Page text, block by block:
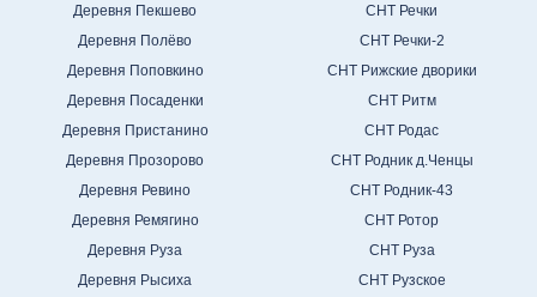
Деревня Пекшево
Деревня Полёво
Деревня Поповкино
Деревня Посаденки
Деревня Пристанино
Деревня Прозорово
Деревня Ревино
Деревня Ремягино
Деревня Руза
Деревня Рысиха
СНТ Речки
СНТ Речки-2
СНТ Рижские дворики
СНТ Ритм
СНТ Родас
СНТ Родник д.Ченцы
СНТ Родник-43
СНТ Ротор
СНТ Руза
СНТ Рузское